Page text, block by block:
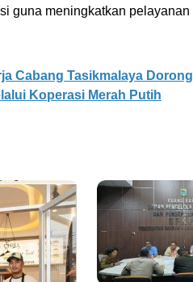
guna meningkatkan pelayanan
Cabang Tasikmalaya
Koperasi Merah Putih